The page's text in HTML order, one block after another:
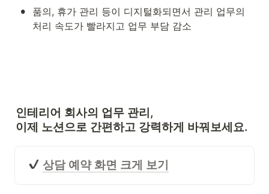
•
품의, 휴가 관리 등이 디지털화되면서 관리 업무의
처리 속도가 빨라지고 업무 부담 감소
인테리어 회사의 업무 관리,
이제 노션으로 간편하고 강력하게 바꿔보세요.
상담 예약 화면 크게 보기